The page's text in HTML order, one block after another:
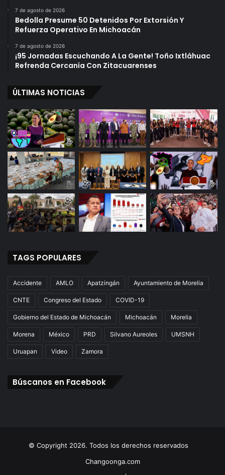
7 de agosto de 2026
Bedolla Presume 50 Detenidos Por Extorsión Y
Refuerza Operativo En Michoacán
7 de agosto de 2026
¡95 Jornadas Escuchando A La Gente! Toño Ixtláhuac
Refrenda Cercanía Con Zitacuarenses
ÚLTIMAS NOTICIAS
TAGS POPULARES
Accidente AMLO Apatzingán Ayuntamiento de Morelia
CNTE Congreso del Estado COVID-19
Gobierno del Estado de Michoacán Michoacán Morelia
Morena México PRD Silvano Aureoles UMSNH
Uruapan Video Zamora
Búscanos en Facebook
© Copyright 2026. Todos los derechos reservados
Changoonga.com